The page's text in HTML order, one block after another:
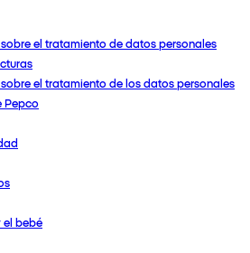
el tratamiento de datos personales
el tratamiento de los datos personales
Pepco
el bebé